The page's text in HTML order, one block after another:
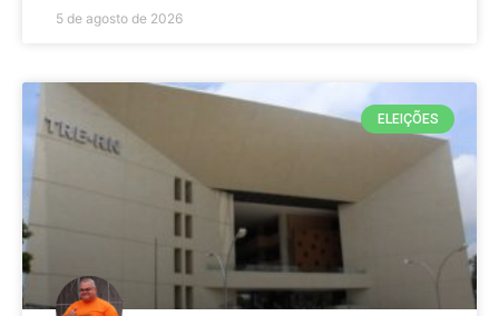
5 de agosto de 2026
ELEIÇÕES